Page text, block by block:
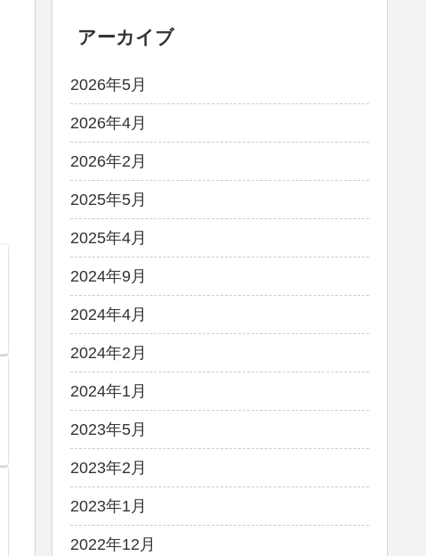
アーカイブ
2026年5月
2026年4月
2026年2月
2025年5月
2025年4月
2024年9月
2024年4月
2024年2月
2024年1月
2023年5月
2023年2月
2023年1月
2022年12月